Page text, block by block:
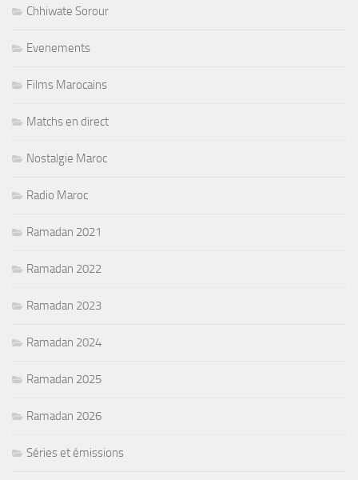
Chhiwate Sorour
Evenements
Films Marocains
Matchs en direct
Nostalgie Maroc
Radio Maroc
Ramadan 2021
Ramadan 2022
Ramadan 2023
Ramadan 2024
Ramadan 2025
Ramadan 2026
Séries et émissions